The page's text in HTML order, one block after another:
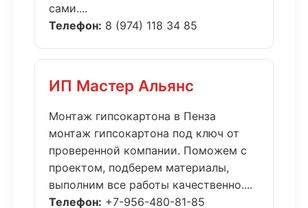
сами....
Телефон: 8 (974) 118 34 85
ИП Мастер Альянс
Монтаж гипсокартона в Пенза
монтаж гипсокартона под ключ от
проверенной компании. Поможем с
проектом, подберем материалы,
выполним все работы качественно....
Телефон: +7-956-480-81-85